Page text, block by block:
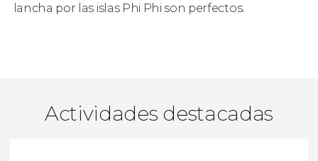
lancha por las islas Phi Phi son perfectos.
Actividades destacadas